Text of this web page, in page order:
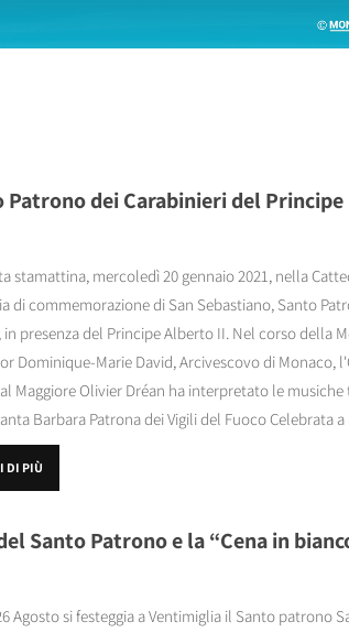
dei Carabinieri del Principe
stamattina, mercoledì 20 gennaio 2021, nella
di commemorazione di San Sebastiano, Santo
in presenza del Principe Alberto II. Nel corso della
Dominique-Marie David, Arcivescovo di Monaco,
Maggiore Olivier Dréan ha interpretato le musiche
Barbara Patrona dei Vigili del Fuoco Celebrata
DI PIÙ
Santo Patrono e la “Cena in
Agosto si festeggia a Ventimiglia il Santo patrono